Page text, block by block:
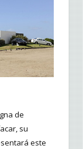
de
su
este